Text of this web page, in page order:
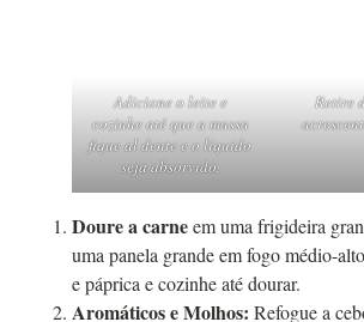
Adicione o leite e
cozinhe até que a massa
fique al dente e o líquido
seja absorvido.
Retire
Doure a carneem uma frigideira
uma panela grande em fogo médio-
e páprica e cozinhe até dourar.
Aromáticos e Molhos: Refogue a